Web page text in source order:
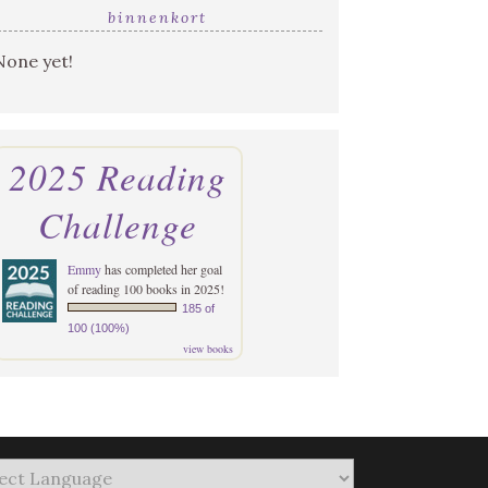
binnenkort
yet!
2025 Reading
Challenge
Emmyhas completed her goal
of reading 100 books in 2025!
185 of
100 (100%)
view books